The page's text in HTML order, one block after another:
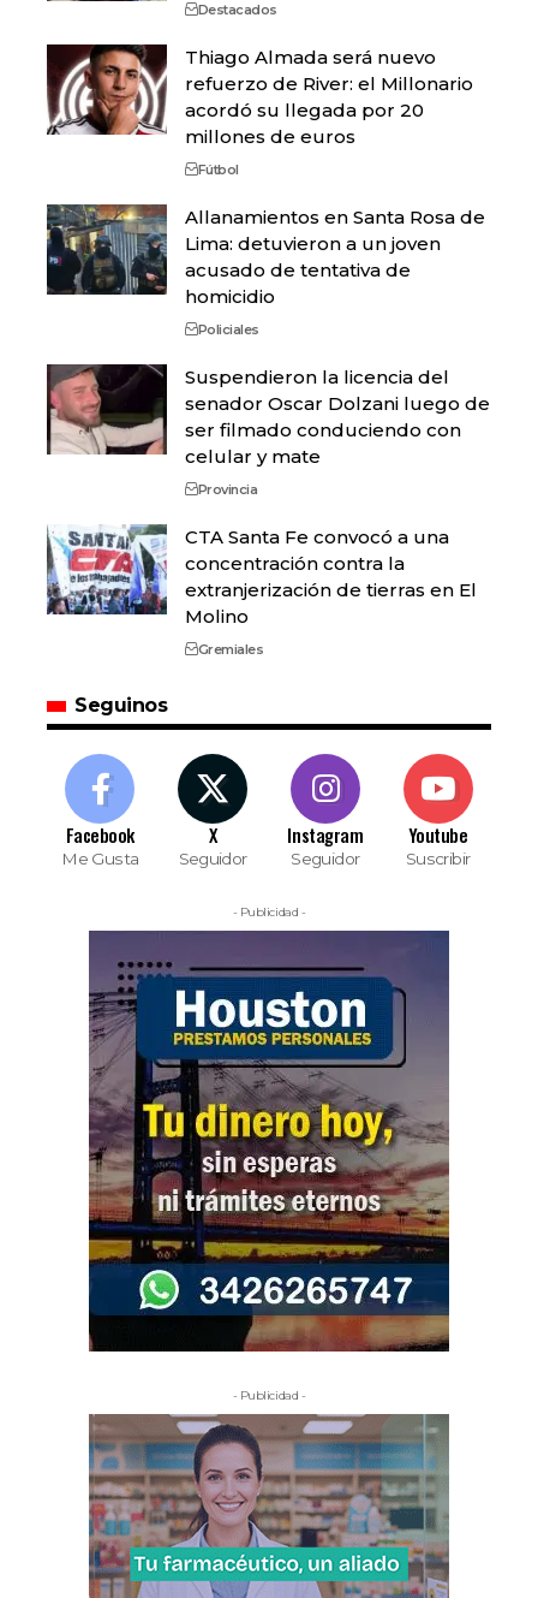
Destacados
Thiago Almada será nuevo
refuerzo de River: el Millonario
acordó su llegada por 20
millones de euros
Fútbol
Allanamientos en Santa Rosa de
Lima: detuvieron a un joven
acusado de tentativa de
homicidio
Policiales
Suspendieron la licencia del
senador Oscar Dolzani luego de
ser filmado conduciendo con
celular y mate
Provincia
CTA Santa Fe convocó a una
concentración contra la
extranjerización de tierras en El
Molino
Gremiales
Seguinos
Facebook
Me Gusta
X
Seguidor
Instagram
Seguidor
Youtube
Suscribir
- Publicidad -
- Publicidad -